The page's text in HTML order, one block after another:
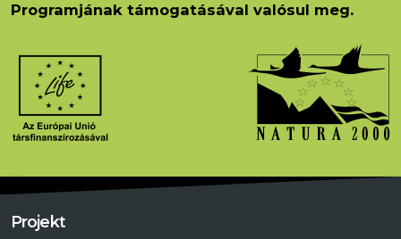
Programjának támogatásával valósul meg.
Projekt